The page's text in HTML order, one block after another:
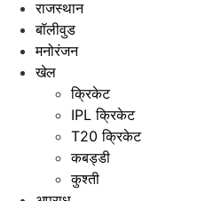
राजस्थान
बॉलीवुड
मनोरंजन
खेल
क्रिकेट
IPL क्रिकेट
T20 क्रिकेट
कबड्डी
कुश्ती